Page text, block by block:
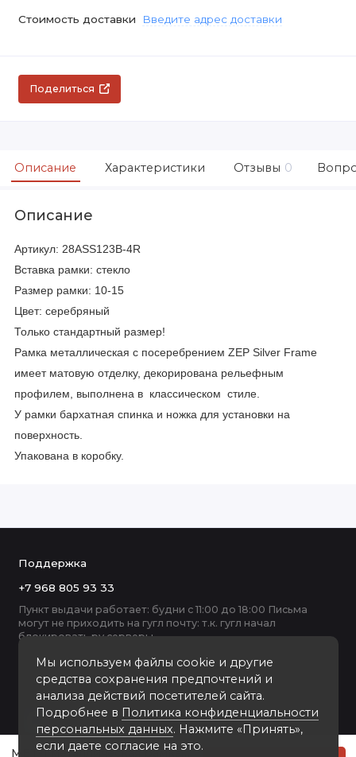
MET-1 металлическая рамка 10-15
Стоимость доставки Введите адрес доставки
Поделиться
Описание Характеристики Отзывы 0
Описание
Артикул: 28ASS123B-4R
Вставка рамки: стекло
Размер рамки: 10-15
Цвет: серебряный
Только стандартный размер!
Рамка металлическая с посеребрением ZEP Silver Frame
имеет матовую отделку, декорирована рельефным
профилем, выполнена в классическом стиле.
У рамки бархатная спинка и ножка для установки на
поверхность.
Упакована в коробку.
Мы используем файлы cookie и другие
средства сохранения предпочтений и
анализа действий посетителей сайта.
Подробнее в Политика конфиденциальности
персональных данных. Нажмите «Принять»,
если даете согласие на это.
Поддержка
+7 968 805 93 33
Пункт выдачи работает: будни с 11:00 до 18:00 Письма
могут не приходить на гугл почту: т.к. гугл начал
блокировать ру серверы